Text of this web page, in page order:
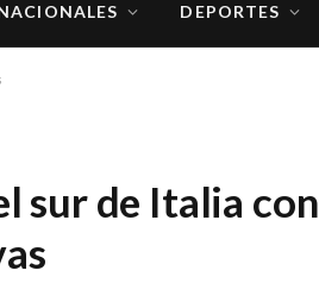
DEPORTES
sur de Italia con